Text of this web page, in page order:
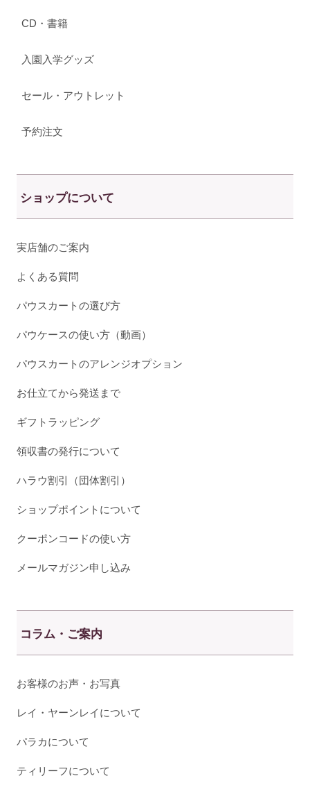
CD・書籍
入園入学グッズ
セール・アウトレット
予約注文
ショップについて
実店舗のご案内
よくある質問
パウスカートの選び方
パウケースの使い方（動画）
パウスカートのアレンジオプション
お仕立てから発送まで
ギフトラッピング
領収書の発行について
ハラウ割引（団体割引）
ショップポイントについて
クーポンコードの使い方
メールマガジン申し込み
コラム・ご案内
お客様のお声・お写真
レイ・ヤーンレイについて
パラカについて
ティリーフについて